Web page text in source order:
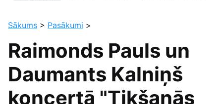
Sākums > Pasākumi >
Raimonds Pauls un
Daumants Kalniņš
koncertā "Tikšanās